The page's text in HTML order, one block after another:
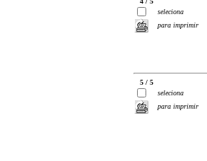
seleciona
para imprimir
5 / 5
seleciona
para imprimir